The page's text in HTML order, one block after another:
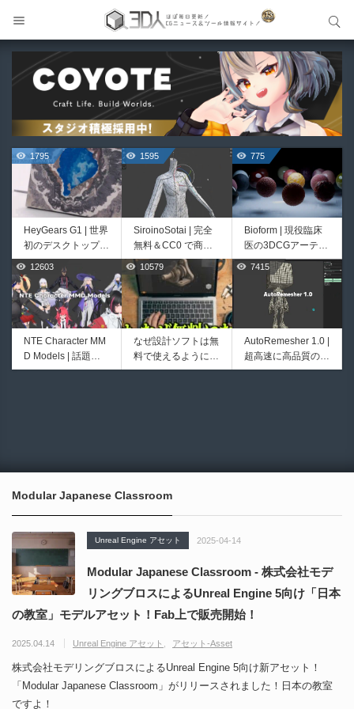
1795
HeyGears G1 | 世界
初のデスクトップ型
フルカラー3D＆UV
統合型プリンターが
登場！
1595
SiroinoSotai | 完全
無料＆CC0 で商用
利用OKなVRChat向
け共通素体3Dモデ
ルが正式リリース！
程よいポリ数＆トポ
ロジーにも注目！
775
Bioform | 現役臨床
医の3DCGアーティ
ストが実際の解剖学
に基づいて構築した
プロシージャルな生
物学的Blenderマテ
リアルアセットアド
オン！無料お試し版
もあるよ！
518
Unityエフェクトレ
シピブック パーツ
を組み合わせて作れ
414
Directive Utilities |
ブループリントライ
ブラリやエディタス
12603
NTE Character MM
D Models | 話題の
ゲーム『NTE（Nev
10579
なぜ設計ソフトは無
料で使えるようにな
ったのか──3D-CA
7415
AutoRemesher 1.0 |
超高速に高品質のク
ワッドポリゴンでリ
能な伸縮式ライトセ
ーバーの開発メイキ
ローカル動作！Ble
nderのドキュメン
er向けAIエージェン
CGMatter
Modular Japanese Classroom
Unreal Engine アセット 2025-04-14
Modular Japanese Classroom - 株式会社モデ
リングブロスによるUnreal Engine 5向け「日本
の教室」モデルアセット！Fab上で販売開始！
2025.04.14 Unreal Engine アセット アセット-Asset
株式会社モデリングブロスによるUnreal Engine 5向け新アセット！
「Modular Japanese Classroom」がリリースされました！日本の教室
ですよ！
サイト内検索